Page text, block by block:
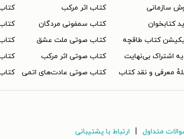
سازمانی
کتابخوان
کتاب طاقچه
اشتراک بی‌نهایت
معرفی و نقد کتاب
کتاب اثر مرکب
کتاب سمفونی مردگان
کتاب صوتی ملت عشق
کتاب صوتی اثر مرکب
کتاب صوتی عادت‌های اتمی
متداول ارتباط با پشتیبانی